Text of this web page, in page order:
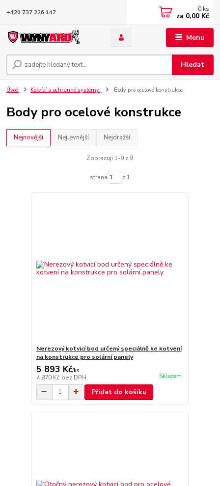
Menu
Hledat
+420 737 226 147 0 ks
za 0,00 Kč
Úvod Kotvící a ochranné systémy Body pro ocelové konstrukce
Body pro ocelové konstrukce
Nejnovější Nejlevnější Nejdražší
Zobrazuji 1-9 z 9
strana z 1
Nerezový kotvicí bod určený speciálně ke kotvení
na konstrukce pro solární panely
5 893 Kč/ks
4 870 Kč bez DPH Skladem
Přidat do košíku